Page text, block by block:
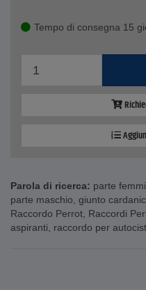
Tempo di consegna 15
Parola di ricerca: parte
parte maschio, giunto
Raccordo Perrot, Raccordi
aspiranti, raccordo per